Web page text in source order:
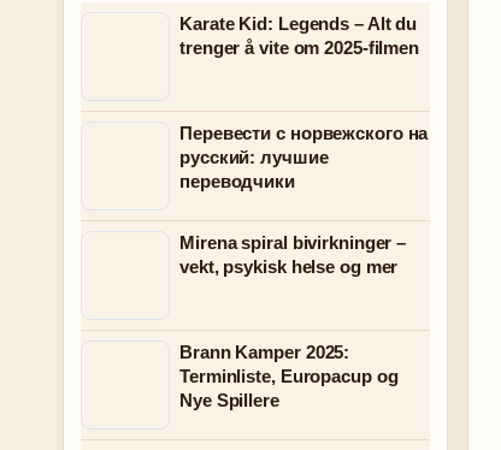
Karate Kid: Legends – Alt du
trenger å vite om 2025-filmen
Перевести с норвежского на
русский: лучшие
переводчики
Mirena spiral bivirkninger –
vekt, psykisk helse og mer
Brann Kamper 2025:
Terminliste, Europacup og
Nye Spillere